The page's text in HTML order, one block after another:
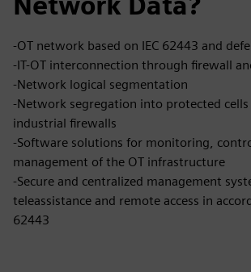
-OT network based on IEC 62443 and
-IT-OT interconnection through firewall
-Network logical segmentation
-Network segregation into protected
industrial firewalls
-Software solutions for monitoring,
management of the OT infrastructure
-Secure and centralized management
teleassistance and remote access in
62443